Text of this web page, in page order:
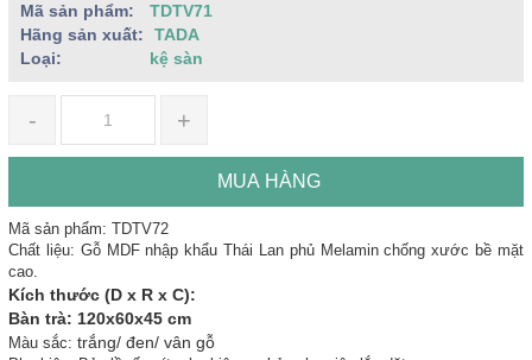
Mã sản phẩm:
TDTV71
Hãng sản xuất:
TADA
Loại:
kệ sàn
- +
MUA HÀNG
Mã sản phẩm: TDTV72
Chất liệu: Gỗ MDF nhập khẩu Thái Lan phủ Melamin chống xước bề mặt
cao.
Kích thước (D x R x C):
Bàn trà: 120x60x45 cm
Màu sắc: trắng/ đen/ vân gỗ